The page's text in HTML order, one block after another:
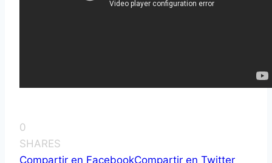
0
SHARES
Compartir en FacebookCompartir en Twitter